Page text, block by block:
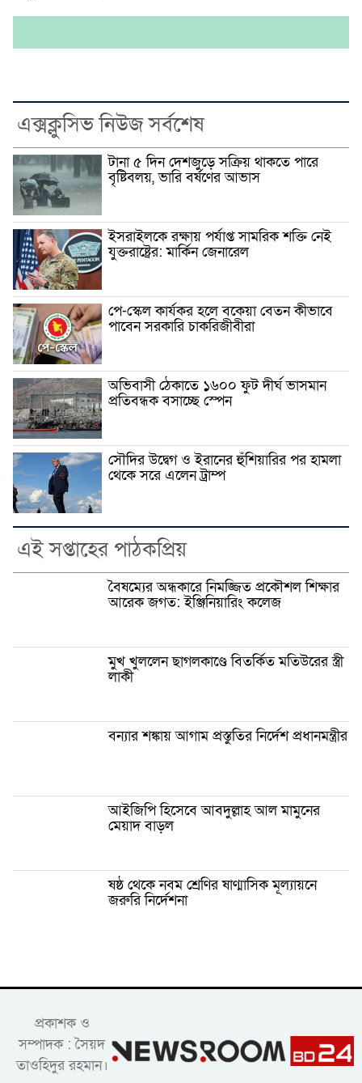
এক্সক্লুসিভ নিউজ সর্বশেষ
টানা ৫ দিন দেশজুড়ে সক্রিয় থাকতে পারে
বৃষ্টিবলয়, ভারি বর্ষণের আভাস
ইসরাইলকে রক্ষায় পর্যাপ্ত সামরিক শক্তি নেই
যুক্তরাষ্ট্রের: মার্কিন জেনারেল
পে-স্কেল কার্যকর হলে বকেয়া বেতন কীভাবে
পাবেন সরকারি চাকরিজীবীরা
অভিবাসী ঠেকাতে ১৬০০ ফুট দীর্ঘ ভাসমান
প্রতিবন্ধক বসাচ্ছে স্পেন
সৌদির উদ্বেগ ও ইরানের হুঁশিয়ারির পর হামলা
থেকে সরে এলেন ট্রাম্প
এই সপ্তাহের পাঠকপ্রিয়
বৈষম্যের অন্ধকারে নিমজ্জিত প্রকৌশল শিক্ষার
আরেক জগত: ইঞ্জিনিয়ারিং কলেজ
মুখ খুললেন ছাগলকাণ্ডে বিতর্কিত মতিউরের স্ত্রী
লাকী
বন্যার শঙ্কায় আগাম প্রস্তুতির নির্দেশ প্রধানমন্ত্রীর
আইজিপি হিসেবে আবদুল্লাহ আল মামুনের
মেয়াদ বাড়ল
ষষ্ঠ থেকে নবম শ্রেণির ষাণ্মাসিক মূল্যায়নে
জরুরি নির্দেশনা
প্রকাশক ও
সম্পাদক : সৈয়দ
তাওহিদুর রহমান।